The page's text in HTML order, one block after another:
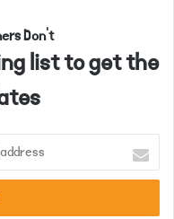
Don't
list to get the
t